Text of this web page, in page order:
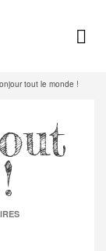
tout le monde !